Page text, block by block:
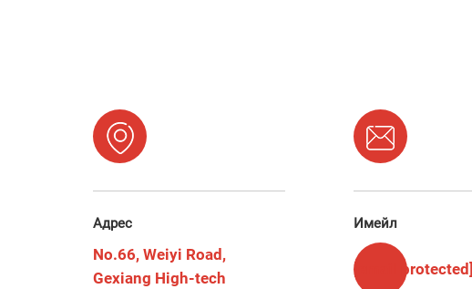
Адрес
No.66, Weiyi Road,
Gexiang High-tech
Имейл
[email protected]